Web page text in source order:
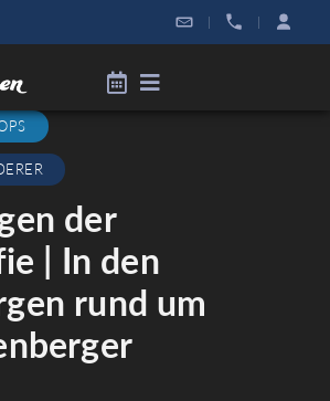
| |
der
| In den
rund um